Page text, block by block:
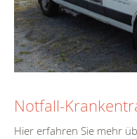
Notfall-
Hier erfahren Sie mehr